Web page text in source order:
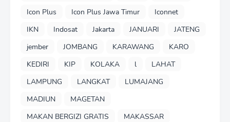
Icon Plus
Icon Plus Jawa Timur
Iconnet
IKN
Indosat Jakarta JANUARI
JATENG
jember
JOMBANG KARAWANG
KARO
KEDIRI
KIP KOLAKA l
LAHAT
LAMPUNG
LANGKAT
LUMAJANG
MADIUN
MAGETAN
MAKAN BERGIZI GRATIS
MAKASSAR